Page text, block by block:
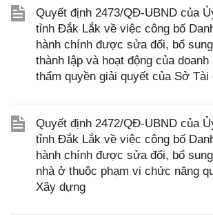
Quyết định 2473/QĐ-UBND của
tỉnh Đắk Lắk về việc công bố
hành chính được sửa đổi, bổ
thành lập và hoạt động của doanh
thẩm quyền giải quyết của Sở Tài
Quyết định 2472/QĐ-UBND của
tỉnh Đắk Lắk về việc công bố
hành chính được sửa đổi, bổ
nhà ở thuộc phạm vi chức năng
Xây dựng